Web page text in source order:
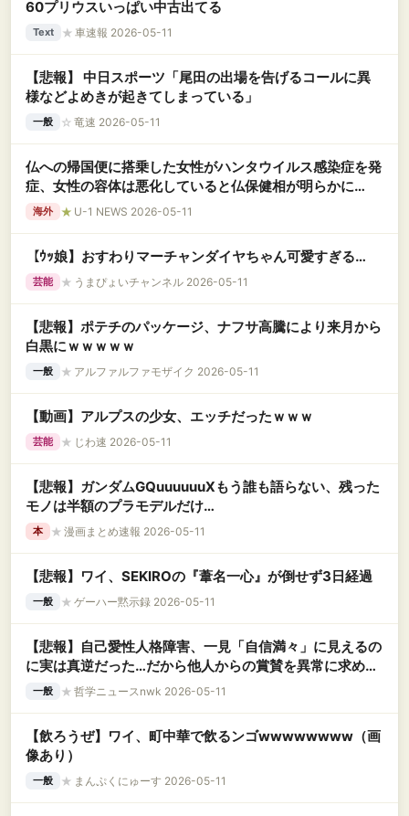
60プリウスいっぱい中古出てる
Text ★ 車速報 2026-05-11
【悲報】 中日スポーツ「尾田の出場を告げるコールに異
様などよめきが起きてしまっている」
一般 ☆ 竜速 2026-05-11
仏への帰国便に搭乗した女性がハンタウイルス感染症を発
症、女性の容体は悪化していると仏保健相が明らかに
し……
海外 ★ U-1 NEWS 2026-05-11
【ｳｯ娘】おすわりマーチャンダイヤちゃん可愛すぎる…
芸能 ★ うまぴょいチャンネル 2026-05-11
【悲報】ポテチのパッケージ、ナフサ高騰により来月から
白黒にｗｗｗｗｗ
一般 ★ アルファルファモザイク 2026-05-11
【動画】アルプスの少女、エッチだったｗｗｗ
芸能 ★ じわ速 2026-05-11
【悲報】ガンダムGQuuuuuuXもう誰も語らない、残った
モノは半額のプラモデルだけ…
本 ★ 漫画まとめ速報 2026-05-11
【悲報】ワイ、SEKIROの『葦名一心』が倒せず3日経過
一般 ★ ゲーハー黙示録 2026-05-11
【悲報】自己愛性人格障害、一見「自信満々」に見えるの
に実は真逆だった…だから他人からの賞賛を異常に求める
らしい
一般 ★ 哲学ニュースnwk 2026-05-11
【飲ろうぜ】ワイ、町中華で飲るンゴwwwwwwww（画
像あり）
一般 ★ まんぷくにゅーす 2026-05-11